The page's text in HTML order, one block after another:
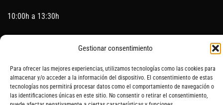
Gestionar consentimiento
Para ofrecer las mejores experiencias, utilizamos tecnologías como las cookies para
almacenar y/o acceder a la información del dispositivo. El consentimiento de estas
tecnologías nos permitirá procesar datos como el comportamiento de navegación o
las identificaciones únicas en este sitio. No consentir o retirar el consentimiento,
10:00h a 13:30h